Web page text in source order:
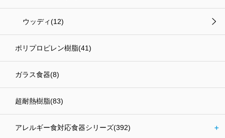
ウッディ(12)
ポリプロピレン樹脂(41)
ガラス食器(8)
超耐熱樹脂(83)
アレルギー食対応食器シリーズ(392) ＋